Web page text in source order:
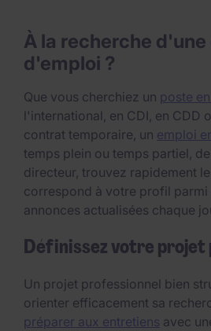
À la recherche
d'emploi ?
Que vous cherchiez un poste
l'international, en CDI, en CDD
contrat temporaire, un emploi
temps plein ou temps partiel,
directeur, trouvez rapidement
correspond à votre profil parmi
annonces actualisées chaque
Définissez votre projet
Un projet professionnel bien
orienter efficacement sa
préparer aux entretiens avec